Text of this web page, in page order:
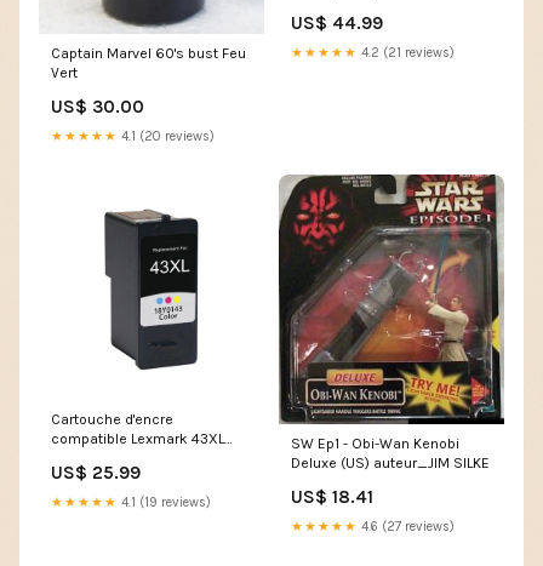
Captain Marvel 60's bust Feu
Vert
US$ 30.00
★★★★★ 4.1 (20 reviews)
US$ 44.99
★★★★★ 4.2 (21 reviews)
Cartouche d'encre
compatible Lexmark 43XL
US$ 25.99
★★★★★ 4.1 (19 reviews)
SW Ep1 - Obi-Wan Kenobi
Deluxe (US) auteur_JIM SILKE
US$ 18.41
★★★★★ 4.6 (27 reviews)